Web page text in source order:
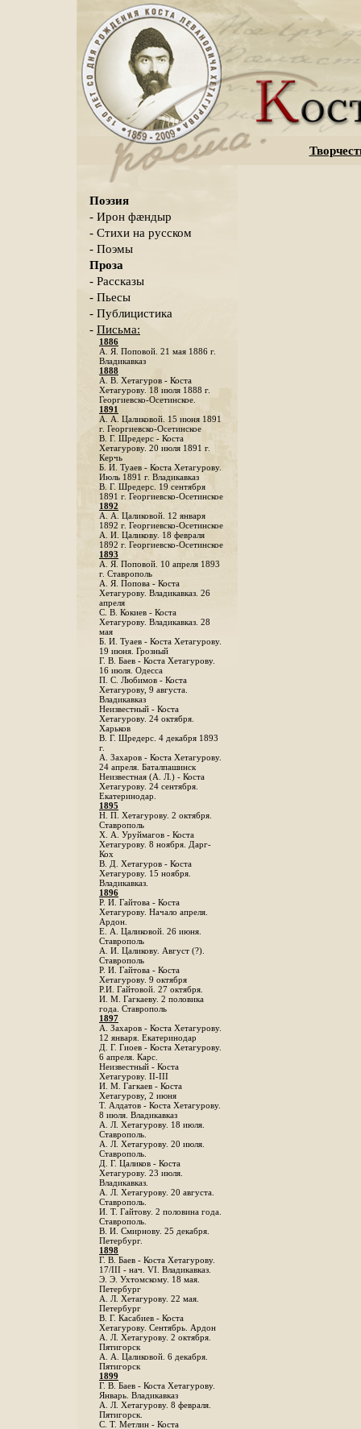
Поэзия
- Ирон фæндыр
- Стихи на русском
- Поэмы
Проза
- Рассказы
- Пьесы
- Публицистика
- Письма:
1886
А. Я. Поповой. 21 мая 1886 г.
Владикавказ
1888
A. В. Хетагуров - Коста
Хетагурову. 18 июля 1888 г.
Георгиевско-Осетинское.
1891
А. А. Цаликовой. 15 июня 1891
г. Георгиевско-Осетинское
B. Г. Шредерс - Коста
Хетагурову. 20 июля 1891 г.
Керчь
Б. И. Туаев - Коста Хетагурову.
Июль 1891 г. Владикавказ
В. Г. Шредерс. 19 сентября
1891 г. Георгиевско-Осетинское
1892
А. А. Цаликовой. 12 января
1892 г. Георгиевско-Осетинское
А. И. Цаликову. 18 февраля
1892 г. Георгиевско-Осетинское
1893
А. Я. Поповой. 10 апреля 1893
г. Ставрополь
A. Я. Попова - Коста
Хетагурову. Владикавказ. 26
апреля
С. В. Кокиев - Коста
Хетагурову. Владикавказ. 28
мая
Б. И. Туаев - Коста Хетагурову.
19 июня. Грозный
Г. В. Баев - Коста Хетагурову.
16 июля. Одесса
П. С. Любимов - Коста
Хетагурову, 9 августа.
Владикавказ
Неизвестный - Коста
Хетагурову. 24 октября.
Харьков
B. Г. Шредерс. 4 декабря 1893
г.
А. Захаров - Коста Хетагурову.
24 апреля. Баталпашинск
Неизвестная (А. Л.) - Коста
Хетагурову. 24 сентября.
Екатеринодар.
1895
Н. П. Хетагурову. 2 октября.
Ставрополь
X. А. Уруймагов - Коста
Хетагурову. 8 ноября. Дарг-
Кох
В. Д. Хетагуров - Коста
Хетагурову. 15 ноября.
Владикавказ.
1896
Р. И. Гайтова - Коста
Хетагурову. Начало апреля.
Ардон.
Е. А. Цаликовой. 26 июня.
Ставрополь
А. И. Цаликову. Август (?).
Ставрополь
Р. И. Гайтова - Коста
Хетагурову. 9 октября
Р.И. Гайтовой. 27 октября.
И. М. Гагкаеву. 2 половика
года. Ставрополь
1897
А. Захаров - Коста Хетагурову.
12 января. Екатеринодар
Д. Г. Гиоев - Коста Хетагурову.
6 апреля. Карс.
Неизвестный - Коста
Хетагурову. II-III
И. М. Гагкаев - Коста
Хетагурову, 2 июня
Т. Алдатов - Коста Хетагурову.
8 июля. Владикавказ
А. Л. Хетагурову. 18 июля.
Ставрополь.
А. Л. Хетагурову. 20 июля.
Ставрополь.
Д. Г. Цаликов - Коста
Хетагурову. 23 июля.
Владикавказ.
А. Л. Хетагурову. 20 августа.
Ставрополь.
И. Т. Гайтову. 2 половина года.
Ставрополь.
В. И. Смирнову. 25 декабря.
Петербург.
1898
Г. В. Баев - Коста Хетагурову.
17/III - нач. VI. Владикавказ.
Э. Э. Ухтомскому. 18 мая.
Петербург
A. Л. Хетагурову. 22 мая.
Петербург
B. Г. Касабиев - Коста
Хетагурову. Сентябрь. Ардон
А. Л. Хетагурову. 2 октября.
Пятигорск
А. А. Цаликовой. 6 декабря.
Пятигорск
1899
Г. В. Баев - Коста Хетагурову.
Январь. Владикавказ
А. Л. Хетагурову. 8 февраля.
Пятигорск.
С. Т. Метлин - Коста